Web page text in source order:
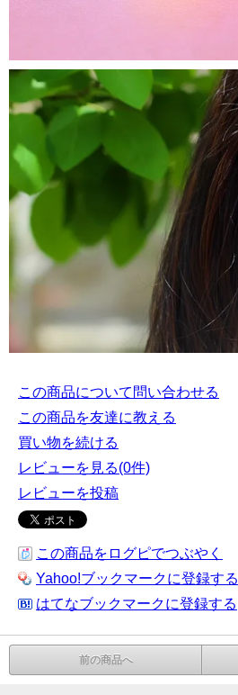
この商品について問い合わせる
この商品を友達に教える
買い物を続ける
レビューを見る(0件)
レビューを投稿
この商品をログピでつぶやく
Yahoo!ブックマークに登録する
はてなブックマークに登録する
前の商品へ